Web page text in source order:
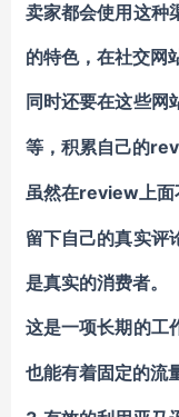
卖家都会使用这种
的特色，在社交网
同时还要在这些网
等，积累自己的
虽然在review上面
留下自己的真实评
是真实的消费者。
这是一项长期的工
也能有着固定的流